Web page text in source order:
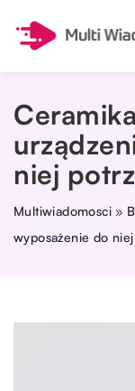
niej
Multiwiadomosci »
wyposażenie do